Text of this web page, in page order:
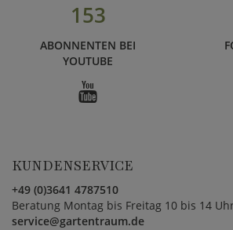
153
ABONNENTEN BEI
YOUTUBE
KUNDENSERVICE
+49 (0)3641 4787510
Beratung Montag bis Freitag 10 bis 14
service@gartentraum.de